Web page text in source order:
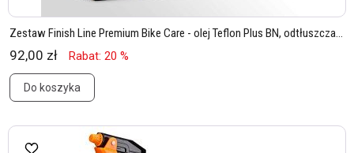
Zestaw Finish Line Premium Bike Care - olej Teflon Plus BN, odtłuszcza...
92,00 zł Rabat: 20 %
Do koszyka